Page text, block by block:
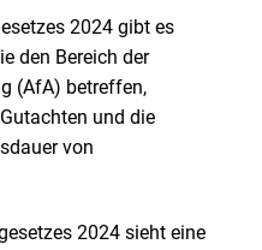
2024 gibt es
den Bereich der
(AfA) betreffen,
und die
von
2024 sieht eine